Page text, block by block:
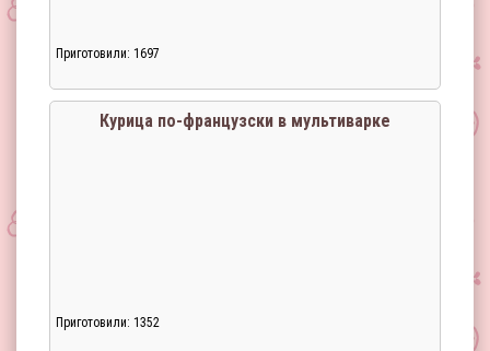
Приготовили: 1697
Курица по-французски в мультиварке
Приготовили: 1352